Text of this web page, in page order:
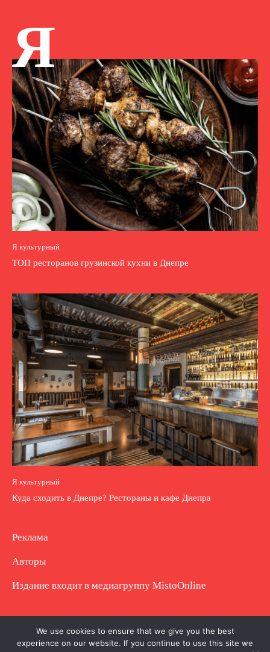
Я
Я культурный
ТОП ресторанов грузинской кухни в Днепре
Я культурный
Куда сходить в Днепре? Рестораны и кафе Днепра
Реклама
Авторы
Издание входит в медиагруппу MistoOnline
Copyright © Полное использование материала
запрещено. Частично разрешено с гиперссылкой.
We use cookies to ensure that we give you the best
experience on our website. If you continue to use this site we